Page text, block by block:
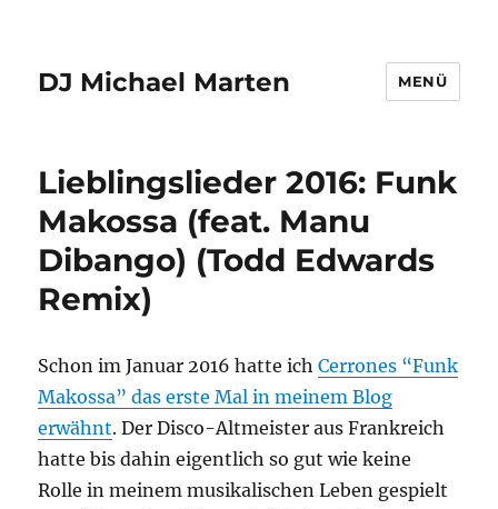
DJ Michael Marten MENÜ
Lieblingslieder 2016: Funk
Makossa (feat. Manu
Dibango) (Todd Edwards
Remix)
Schon im Januar 2016 hatte ichCerrones “Funk
Makossa” das erste Mal in meinem Blog
erwähnt. Der Disco-Altmeister aus Frankreich
hatte bis dahin eigentlich so gut wie keine
Rolle in meinem musikalischen Leben gespielt